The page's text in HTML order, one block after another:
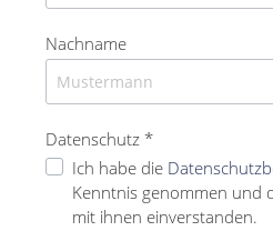
Nachname
Datenschutz *
Ich habe die
Kenntnis genommen und
mit ihnen einverstanden.